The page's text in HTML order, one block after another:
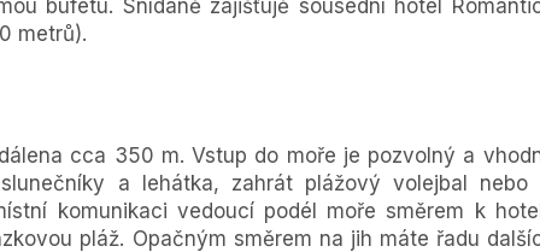
bufetu. Snídaně zajišťujě sousední hotel
metrů).
cca 350 m. Vstup do moře je pozvolný a
a lehátka, zahrát plážový volejbal nebo
komunikaci vedoucí podél moře směrem k
pláž. Opačným směrem na jih máte řadu